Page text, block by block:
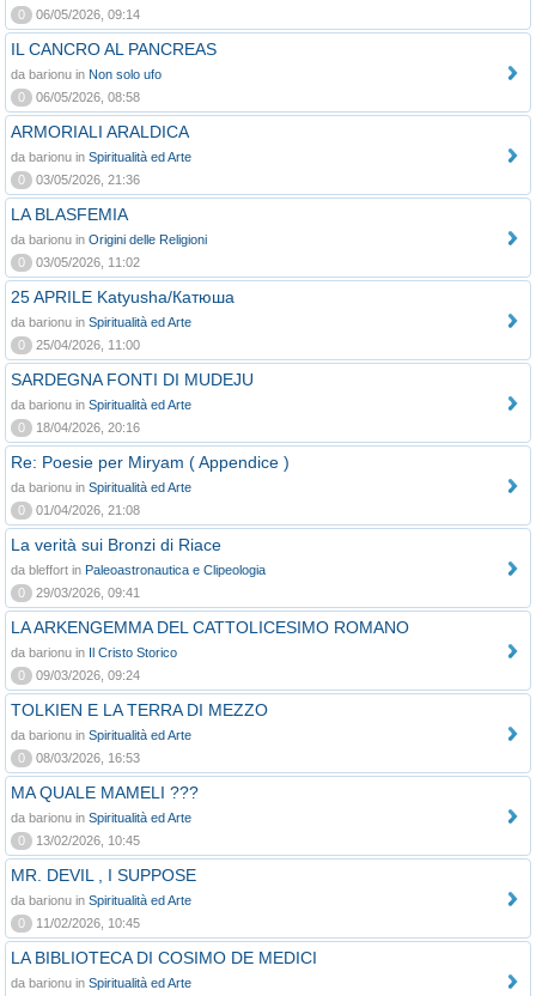
0
06/05/2026, 09:14
IL CANCRO AL PANCREAS
da barionu in Non solo ufo
0
06/05/2026, 08:58
ARMORIALI ARALDICA
da barionu in Spiritualità ed Arte
0
03/05/2026, 21:36
LA BLASFEMIA
da barionu in Origini delle Religioni
0
03/05/2026, 11:02
25 APRILE Katyusha/Катюша
da barionu in Spiritualità ed Arte
0
25/04/2026, 11:00
SARDEGNA FONTI DI MUDEJU
da barionu in Spiritualità ed Arte
0
18/04/2026, 20:16
Re: Poesie per Miryam ( Appendice )
da barionu in Spiritualità ed Arte
0
01/04/2026, 21:08
La verità sui Bronzi di Riace
da bleffort in Paleoastronautica e Clipeologia
0
29/03/2026, 09:41
LA ARKENGEMMA DEL CATTOLICESIMO ROMANO
da barionu in Il Cristo Storico
0
09/03/2026, 09:24
TOLKIEN E LA TERRA DI MEZZO
da barionu in Spiritualità ed Arte
0
08/03/2026, 16:53
MA QUALE MAMELI ???
da barionu in Spiritualità ed Arte
0
13/02/2026, 10:45
MR. DEVIL , I SUPPOSE
da barionu in Spiritualità ed Arte
0
11/02/2026, 10:45
LA BIBLIOTECA DI COSIMO DE MEDICI
da barionu in Spiritualità ed Arte